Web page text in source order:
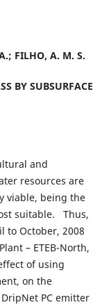
FILHO, A. M. S.
BY SUBSURFACE
and
resources are
viable, being the
suitable. Thus,
to October, 2008
– ETEB-North,
of using
on the
PC emitter